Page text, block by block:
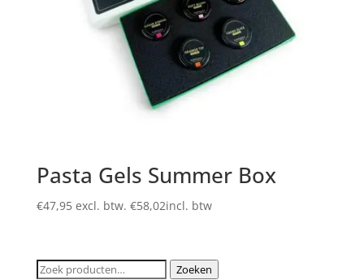
Pasta Gels Summer Box
€47,95 excl. btw. €58,02incl. btw
Zoeken
Zoeken